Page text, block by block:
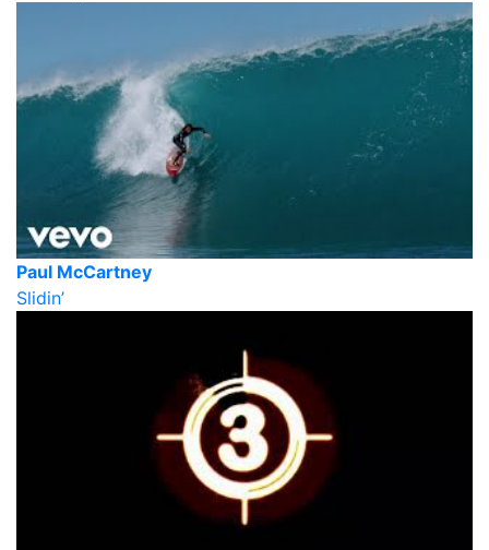
Paul McCartney
Slidin’